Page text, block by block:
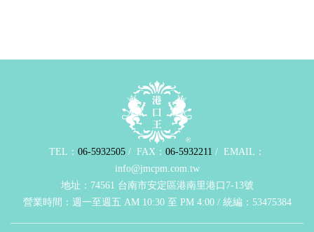
TEL： 06-5932505 / FAX： 06-5932211 / EMAIL：
info@jmcpm.com.tw
地址：74561 台南市安定區港南里港口7-13號
營業時間：週一至週五 AM 10:30 至 PM 4:00 / 統編：53475384